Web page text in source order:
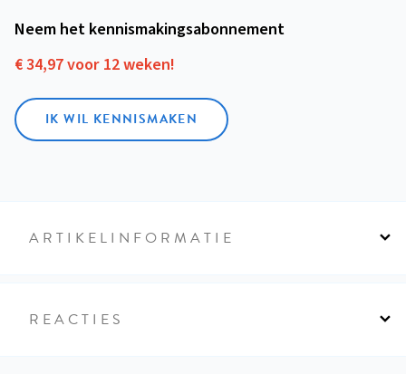
Neem het kennismakings­abonnement
€ 34,97 voor 12 weken!
IK WIL KENNISMAKEN
ARTIKELINFORMATIE
REACTIES